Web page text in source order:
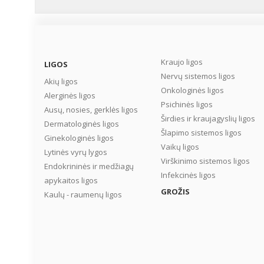
LIGOS
Akių ligos
Alerginės ligos
Ausų, nosies, gerklės ligos
Dermatologinės ligos
Ginekologinės ligos
Lytinės vyrų lygos
Endokrininės ir medžiagų
apykaitos ligos
Kaulų - raumenų ligos
Kraujo ligos
Nervų sistemos ligos
Onkologinės ligos
Psichinės ligos
Širdies ir kraujagyslių ligos
Šlapimo sistemos ligos
Vaikų ligos
Virškinimo sistemos ligos
Infekcinės ligos
GROŽIS